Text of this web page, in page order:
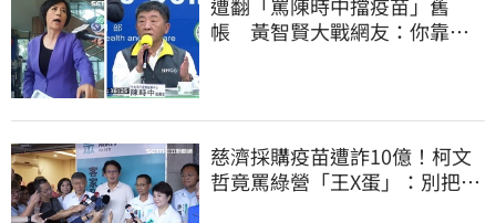
帳 黃智賢大戰網友：你靠我
慈濟採購疫苗遭詐10億！柯文
哲竟罵綠營「王X蛋」：別把全